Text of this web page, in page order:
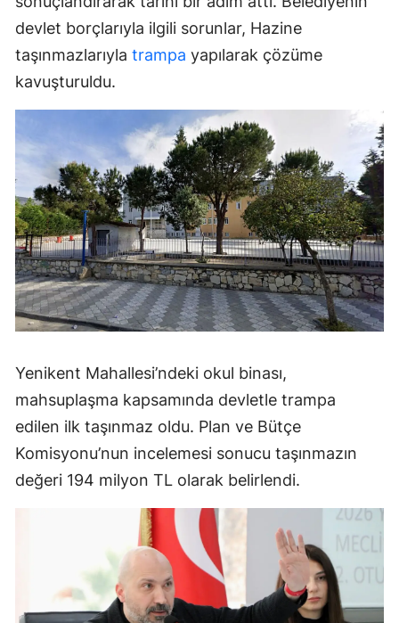
devlet borçlarıyla ilgili sorunlar, Hazine
taşınmazlarıyla trampa yapılarak çözüme
kavuşturuldu.
Yenikent Mahallesi’ndeki okul binası,
mahsuplaşma kapsamında devletle trampa
edilen ilk taşınmaz oldu. Plan ve Bütçe
Komisyonu’nun incelemesi sonucu taşınmazın
değeri 194 milyon TL olarak belirlendi.